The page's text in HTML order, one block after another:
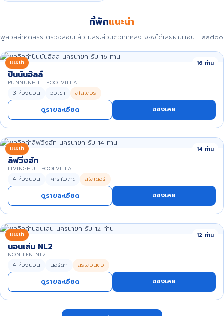
ที่พักแนะนำ
พูลวิลล่าคัดสรร ตรวจสอบแล้ว มีสระส่วนตัวทุกหลัง จองได้เลยผ่านแอป Haadoo
แนะนำ 16 ท่าน
ปันนันฮิลล์
PUNNUNHILL POOLVILLA
3 ห้องนอน วิวเขา สไลเดอร์
ดูรายละเอียด จองเลย
แนะนำ 14 ท่าน
ลิฟวิ่งฮัท
LIVINGHUT POOLVILLA
4 ห้องนอน คาราโอเกะ สไลเดอร์
ดูรายละเอียด จองเลย
แนะนำ 12 ท่าน
นอนเล่น NL2
NON LEN NL2
4 ห้องนอน นอร์ดิก สระส่วนตัว
ดูรายละเอียด จองเลย